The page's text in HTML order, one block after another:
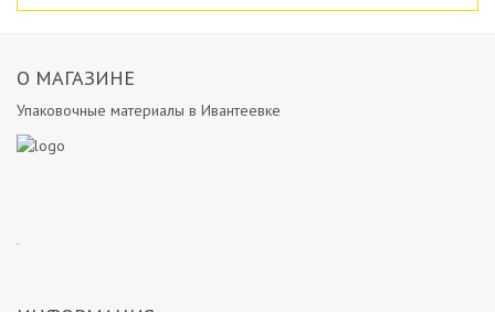
О МАГАЗИНЕ
Упаковочные материалы в Ивантеевке
.